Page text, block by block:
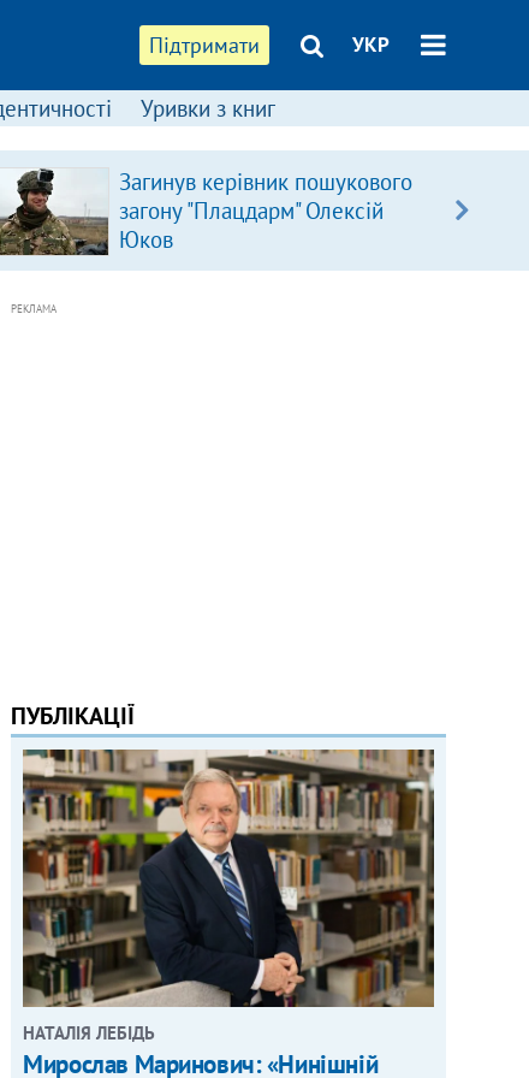
Підтримати УКР
Уривки з книг
Загинув керівник пошукового
загону "Плацдарм" Олексій
Юков
РЕКЛАМА
ПУБЛІКАЦІЇ
НАТАЛІЯ ЛЕБІДЬ
Мирослав Маринович: «Нинішній